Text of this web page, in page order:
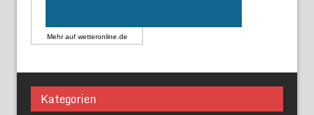
Mehr auf wetteronline.de
Kategorien